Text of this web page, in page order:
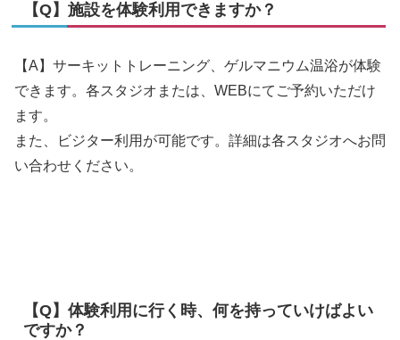
【Q】施設を体験利用できますか？
【A】サーキットトレーニング、ゲルマニウム温浴が体験
できます。各スタジオまたは、WEBにてご予約いただけ
ます。
また、ビジター利用が可能です。詳細は各スタジオへお問
い合わせください。
【Q】体験利用に行く時、何を持っていけばよい
ですか？